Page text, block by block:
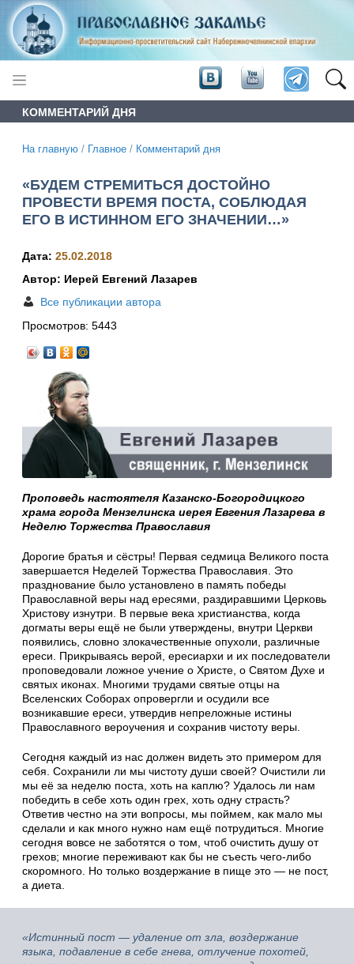
КОММЕНТАРИЙ ДНЯ
На главную / Главное / Комментарий дня
«БУДЕМ СТРЕМИТЬСЯ ДОСТОЙНО
ПРОВЕСТИ ВРЕМЯ ПОСТА, СОБЛЮДАЯ
ЕГО В ИСТИННОМ ЕГО ЗНАЧЕНИИ…»
Дата: 25.02.2018
Автор: Иерей Евгений Лазарев
Все публикации автора
Просмотров: 5443
Проповедь настоятеля Казанско-Богородицкого
храма города Мензелинска иерея Евгения Лазарева в
Неделю Торжества Православия
Дорогие братья и сёстры! Первая седмица Великого поста
завершается Неделей Торжества Православия. Это
празднование было установлено в память победы
Православной веры над ересями, раздиравшими Церковь
Христову изнутри. В первые века христианства, когда
догматы веры ещё не были утверждены, внутри Церкви
появились, словно злокачественные опухоли, различные
ереси. Прикрываясь верой, ересиархи и их последователи
проповедовали ложное учение о Христе, о Святом Духе и
святых иконах. Многими трудами святые отцы на
Вселенских Соборах опровергли и осудили все
возникавшие ереси, утвердив непреложные истины
Православного вероучения и сохранив чистоту веры.
Сегодня каждый из нас должен видеть это примером для
себя. Сохранили ли мы чистоту души своей? Очистили ли
мы её за неделю поста, хоть на каплю? Удалось ли нам
победить в себе хоть один грех, хоть одну страсть?
Ответив честно на эти вопросы, мы поймем, как мало мы
сделали и как много нужно нам ещё потрудиться. Многие
сегодня вовсе не заботятся о том, чтоб очистить душу от
грехов; многие переживают как бы не съесть чего-либо
скоромного. Но только воздержание в пище это — не пост,
а диета.
«Истинный пост — удаление от зла, воздержание
языка, подавление в себе гнева, отлучение похотей,